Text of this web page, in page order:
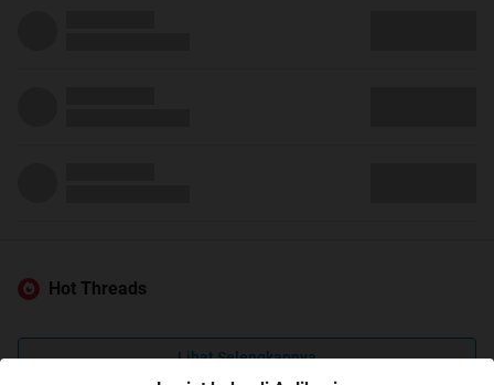
Hot Threads
Lihat Selengkapnya